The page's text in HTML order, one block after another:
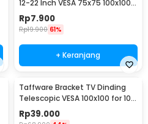
12-22 Inch VESA 75x75 100x100
8kg
Rp7.900
Rp19.900 61%
+ Keranjang
Taffware Bracket TV Dinding
Telescopic VESA 100x100 for 10-
26 Inch TV - X-100
Rp39.000